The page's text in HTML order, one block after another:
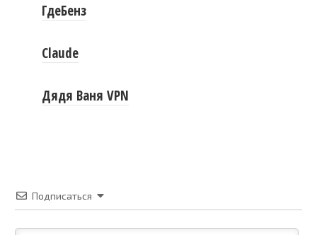
ГдеБенз
Claude
Дядя Ваня VPN
Подписаться